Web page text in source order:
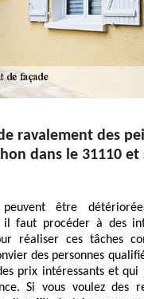
ravalement des
dans le 31110 et
peuvent être
il faut procéder à des
réaliser ces tâches
des personnes
prix intéressants et qui
Si vous voulez des